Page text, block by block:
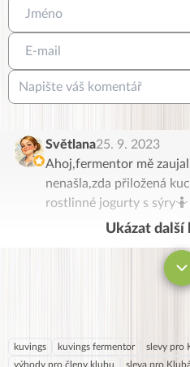
Světlana25. 9. 2023
Ahoj,fermentor mě
nenašla,zda přiložená
rostlinné jogurty s sýry🤷
Ukázat další
kuvings kuvings fermentor slevy pro
výhody pro členy klubu
sleva pro